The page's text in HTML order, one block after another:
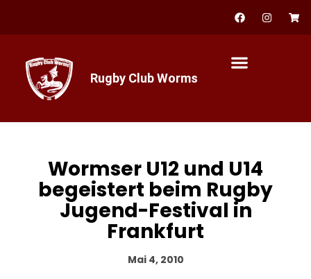
F
a
c
o
I
n
s
S
h
o
r
Rugby Club Worms
Wormser U12 und U14
begeistert beim Rugby
Jugend-Festival in
Frankfurt
Mai 4, 2010